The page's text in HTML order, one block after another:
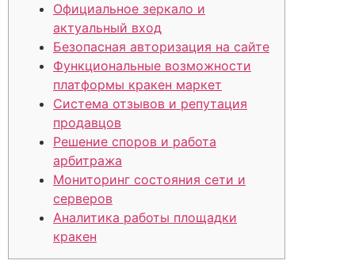
Официальное зеркало и
актуальный вход
Безопасная авторизация на сайте
Функциональные возможности
платформы кракен маркет
Система отзывов и репутация
продавцов
Решение споров и работа
арбитража
Мониторинг состояния сети и
серверов
Аналитика работы площадки
кракен